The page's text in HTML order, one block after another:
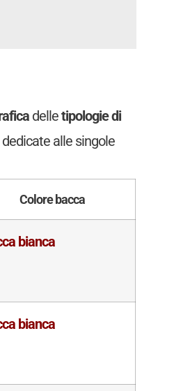
delletipologie di
alle singole
Colore bacca
bianca
bianca